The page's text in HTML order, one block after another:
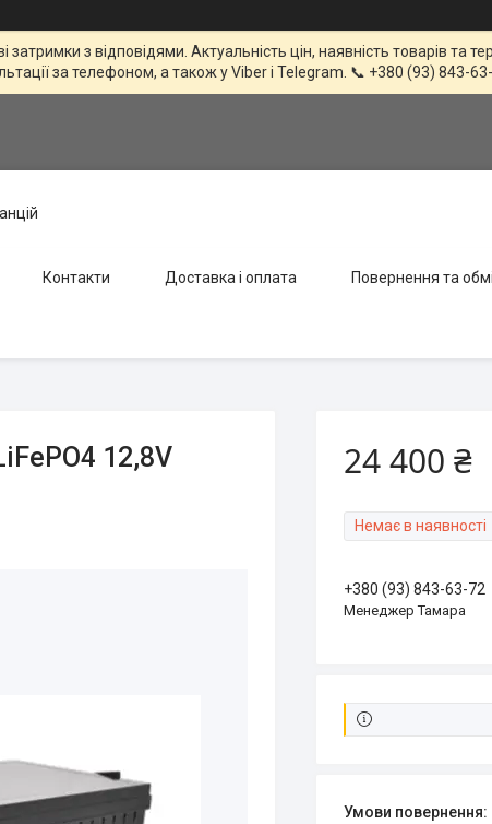
затримки з відповідями. Актуальність цін, наявність товарів
за телефоном, а також у Viber і Telegram. 📞 +380 (93) 843-
Контакти Доставка і оплата Повернення та
12,8V
24 400 ₴
Немає в наявності
+380 (93) 843-63-72
Менеджер Тамара